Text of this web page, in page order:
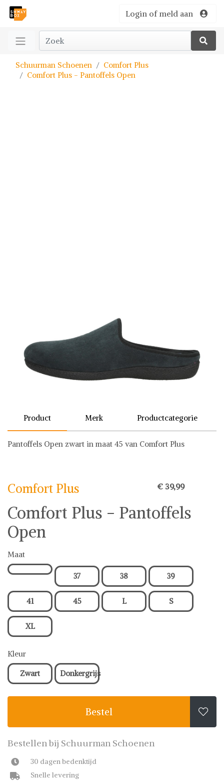
Login of meld aan
Schuurman Schoenen
Comfort Plus
Comfort Plus - Pantoffels Open
Product Merk Productcategorie
Pantoffels Open zwart in maat 45 van Comfort Plus
Comfort Plus € 39,99
Comfort Plus - Pantoffels
Open
Maat
37 38 39
41 45 L S
XL
Kleur
Zwart Donkergrijs
Bestel 
Bestellen bij Schuurman Schoenen
30 dagen bedenktijd
Snelle levering